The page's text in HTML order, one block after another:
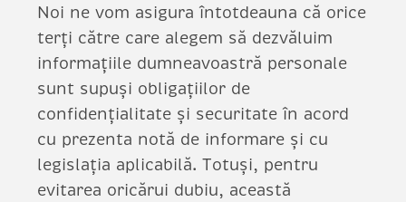
Noi ne vom asigura întotdeauna că orice
terți către care alegem să dezvăluim
informațiile dumneavoastră personale
sunt supuși obligațiilor de
confidențialitate și securitate în acord
cu prezenta notă de informare și cu
legislația aplicabilă. Totuși, pentru
evitarea oricărui dubiu, această